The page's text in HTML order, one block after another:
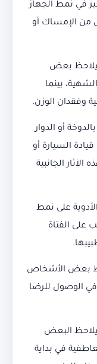
في نمط الجهاز
الإمساك أو
بعض
بينما
وفقدان الوزن.
أو الدوار
السيارة أو
الجانبية
على نمط
على الفتاة
بعض الأشخاص
الوصول للرضا
البعض
في بداية